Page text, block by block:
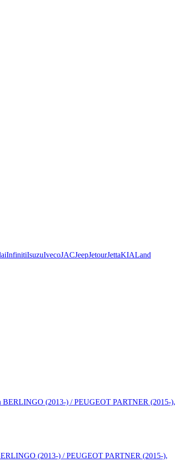
InfinitiIsuzuIvecoJACJeepJetourJettaKIALand
(2013-) / PEUGEOT PARTNER (2015-),